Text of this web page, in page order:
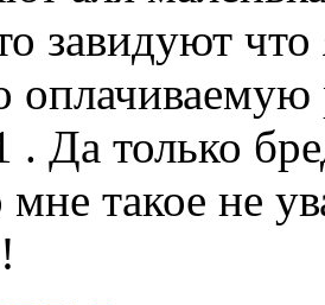
завидуют
оплачиваемую
. Да только
такое не